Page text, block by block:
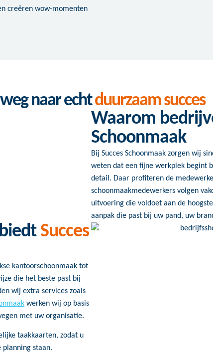
creëren wow-momenten
naar echtduurzaam succes
Waarom
Schoonmaak
Bij Succes Schoonmaak zorgen wij
weten dat een fijne werkplek begint
detail. Daar profiteren de
schoonmaakmedewerkers volgen
uitvoering die voldoet aan de
aanpak die past bij uw pand, uw
Succes
kantoorschoonmaak tot
die het beste past bij
wij extra services zoals
werken wij op basis
met uw organisatie.
taakkaarten, zodat u
planning staan.